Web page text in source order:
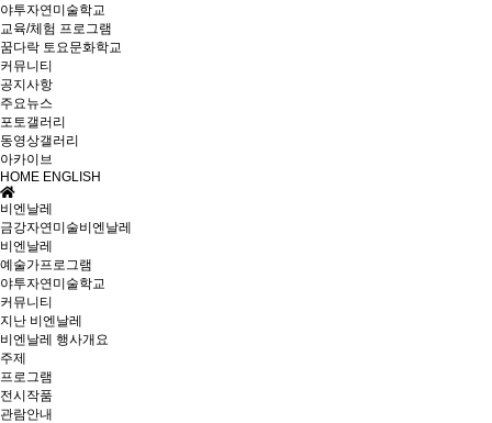
야투자연미술학교
교육/체험 프로그램
꿈다락 토요문화학교
커뮤니티
공지사항
주요뉴스
포토갤러리
동영상갤러리
아카이브
HOME ENGLISH
비엔날레
금강자연미술비엔날레
비엔날레
예술가프로그램
야투자연미술학교
커뮤니티
지난 비엔날레
비엔날레 행사개요
주제
프로그램
전시작품
관람안내